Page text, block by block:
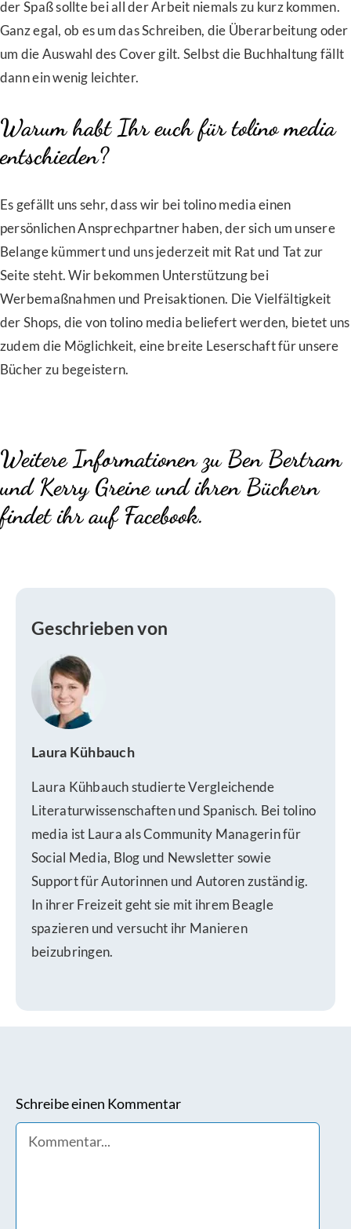
der Spaß sollte bei all der Arbeit niemals zu kurz kommen.
Ganz egal, ob es um das Schreiben, die Überarbeitung oder
um die Auswahl des Cover gilt. Selbst die Buchhaltung fällt
dann ein wenig leichter.
Warum habt Ihr euch für tolino media
entschieden?
Es gefällt uns sehr, dass wir bei tolino media einen
persönlichen Ansprechpartner haben, der sich um unsere
Belange kümmert und uns jederzeit mit Rat und Tat zur
Seite steht. Wir bekommen Unterstützung bei
Werbemaßnahmen und Preisaktionen. Die Vielfältigkeit
der Shops, die von tolino media beliefert werden, bietet uns
zudem die Möglichkeit, eine breite Leserschaft für unsere
Bücher zu begeistern.
Weitere Informationen zu Ben Bertram
und Kerry Greine und ihren Büchern
findet ihr aufFacebook.
Geschrieben von
Laura Kühbauch
Laura Kühbauch studierte Vergleichende
Literaturwissenschaften und Spanisch. Bei tolino
media ist Laura als Community Managerin für
Social Media, Blog und Newsletter sowie
Support für Autorinnen und Autoren zuständig.
In ihrer Freizeit geht sie mit ihrem Beagle
spazieren und versucht ihr Manieren
beizubringen.
Schreibe einen Kommentar
Comment